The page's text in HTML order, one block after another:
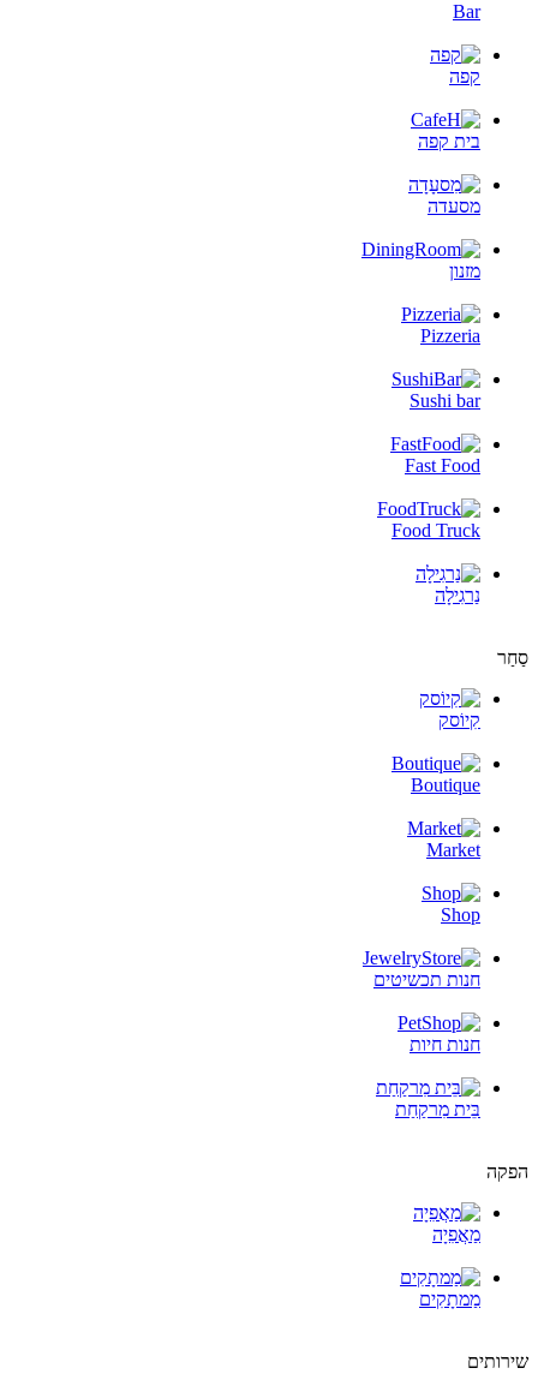
Bar
קפה
בית קפה
מסעדה
מזנון
Pizzeria
Sushi bar
Fast Food
Food Truck
נַרגִילָה
סַחַר
קִיוֹסק
Boutique
Market
Shop
חנות תכשיטים
חנות חיות
בֵּית מִרקַחַת
הפקה
מַאֲפִיָה
מַמתָקִים
שירותים